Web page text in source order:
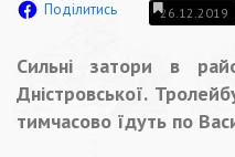
Поділитись 26.12.2019
Сильні затори в
Дністровської.
тимчасово їдуть по